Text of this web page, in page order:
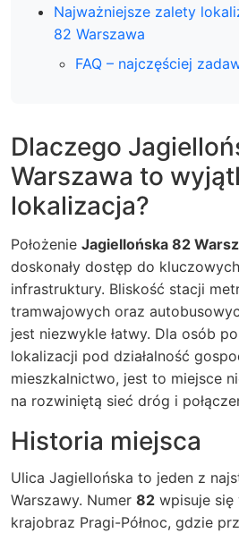
Najważniejsze zalety
82 Warszawa
FAQ – najczęściej
Dlaczego
Warszawa to
lokalizacja?
Położenie Jagiellońska 82
doskonały dostęp do
infrastruktury. Bliskość stacji
tramwajowych oraz
jest niezwykle łatwy. Dla osób
lokalizacji pod działalność
mieszkalnictwo, jest to miejsce
na rozwiniętą sieć dróg i
Historia miejsca
Ulica Jagiellońska to jeden z
Warszawy. Numer 82 wpisuje
krajobraz Pragi-Północ, gdzie